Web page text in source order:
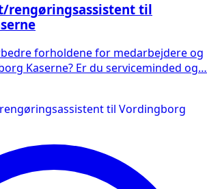
rengøringsassistent til
forholdene for medarbejdere og
Kaserne? Er du serviceminded og…